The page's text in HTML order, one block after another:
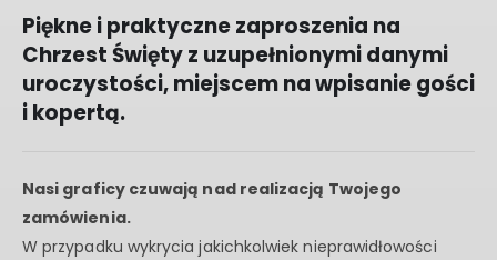
Piękne i praktyczne zaproszenia na
Chrzest Święty z uzupełnionymi danymi
uroczystości, miejscem na wpisanie gości
i kopertą.
Nasi graficy czuwają nad realizacją Twojego
zamówienia.
W przypadku wykrycia jakichkolwiek nieprawidłowości